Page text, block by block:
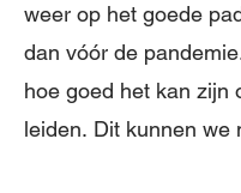
weer op het goede
dan vóór de
hoe goed het kan zijn
leiden. Dit kunnen we